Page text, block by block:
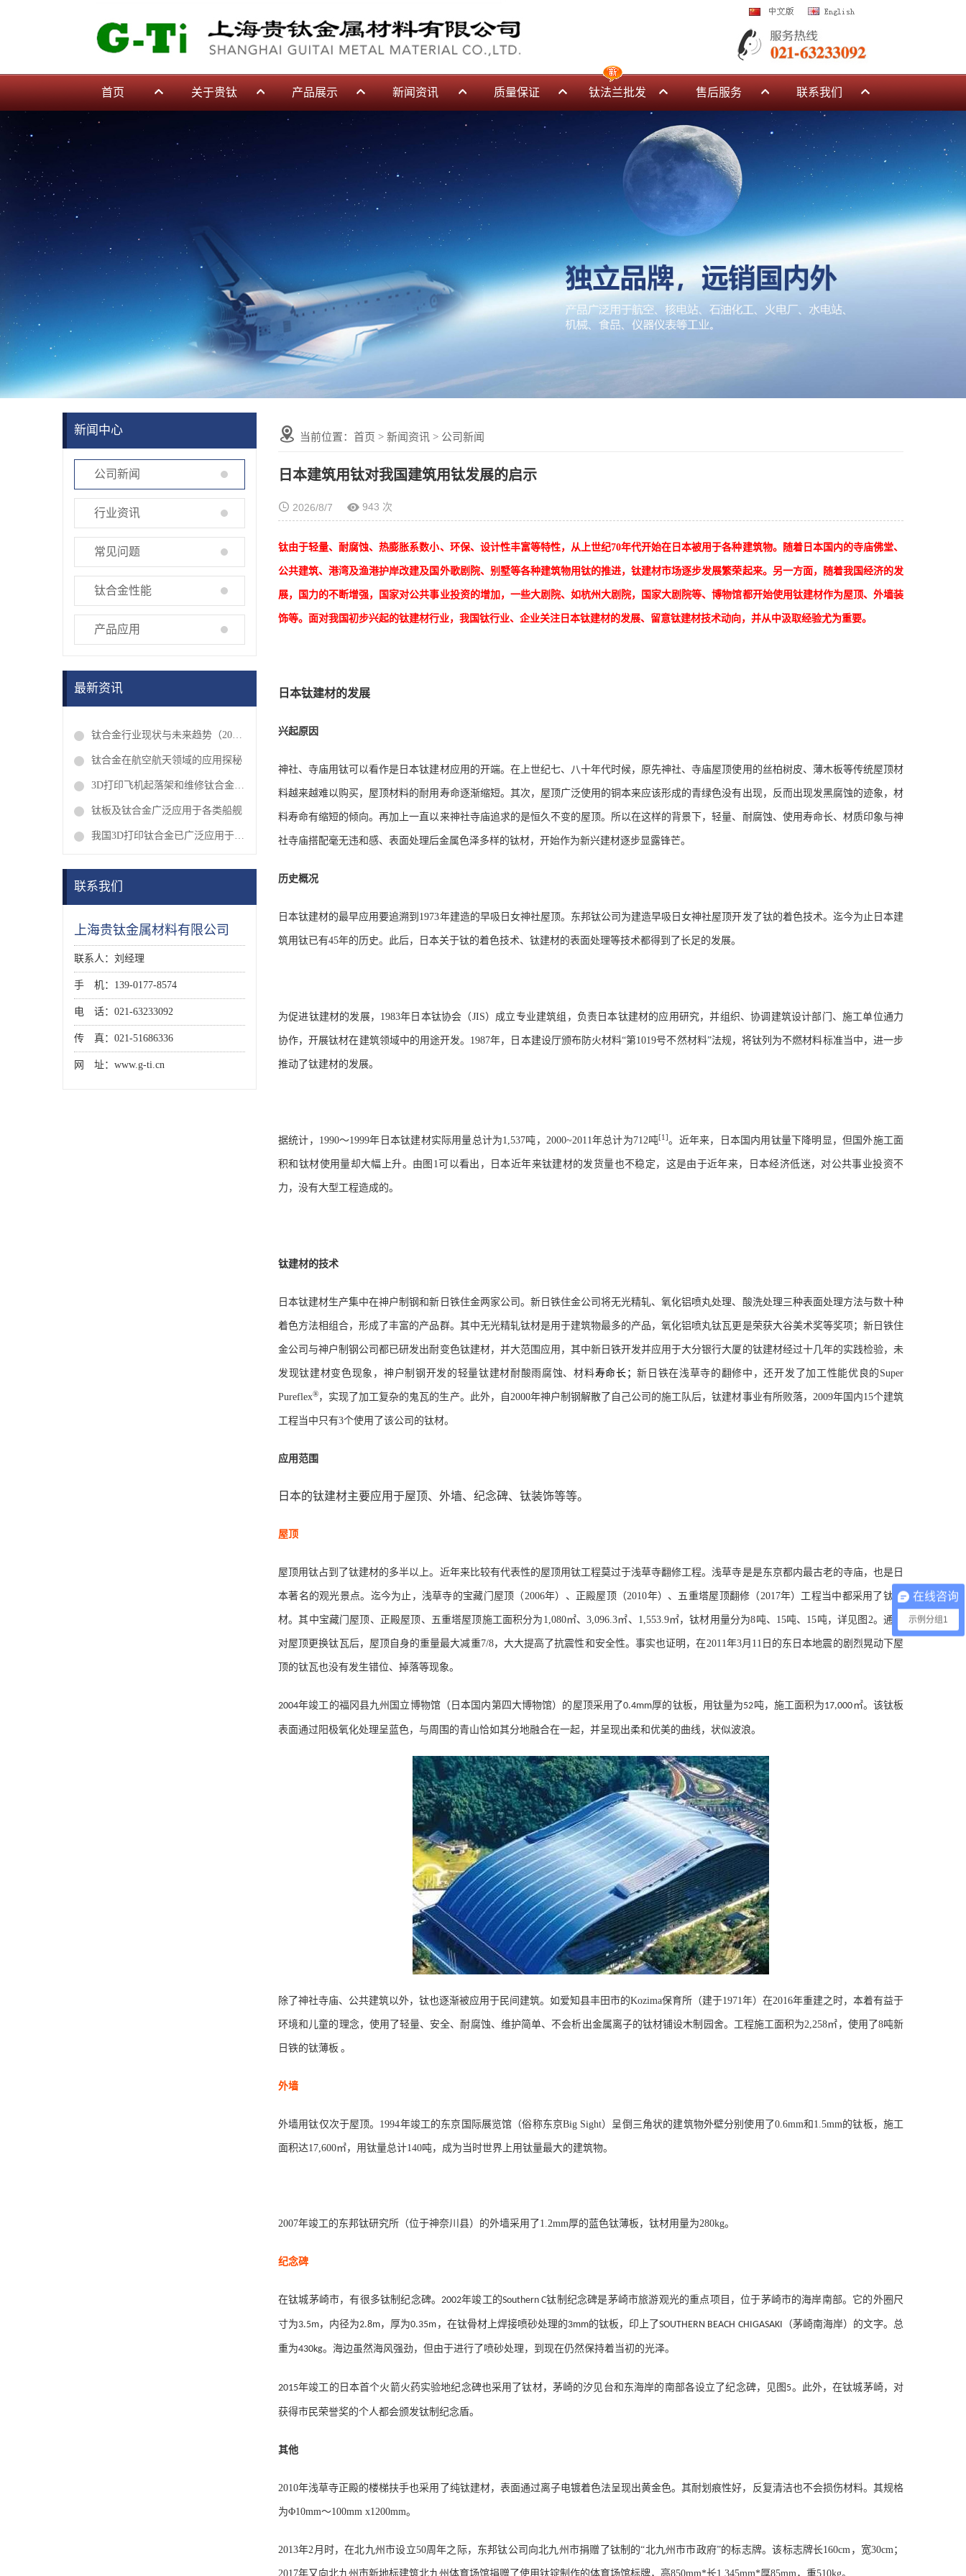
首页 关于贵钛
企业文化
公司环境
产品展示
钛法兰批发
超声波刀头
更多分类
新闻资讯
公司新闻
常见问题
钛合金性能
产品应用
质量保证
管理方针
资质证书
钛法兰批发 售后服务
检测设备
联系我们
新闻中心
公司新闻
行业资讯
常见问题
钛合金性能
产品应用
最新资讯
钛合金行业现状与未来趋势（2026年最新）
钛合金在航空航天领域的应用探秘
3D打印飞机起落架和维修钛合金叶片
钛板及钛合金广泛应用于各类船舰
我国3D打印钛合金已广泛应用于临床
联系我们
上海贵钛金属材料有限公司
联系人：刘经理
手 机：139-0177-8574
电 话：021-63233092
传 真：021-51686336
网 址：www.g-ti.cn
当前位置： 首页 > 新闻资讯 > 公司新闻
日本建筑用钛对我国建筑用钛发展的启示
2026/8/7 943 次
钛由于轻量、耐腐蚀、热膨胀系数小、环保、设计性丰富等特性，从上世纪70年代开始在日本被用于各种建筑物。随着日本国内的寺庙佛堂、
公共建筑、港湾及渔港护岸改建及国外歌剧院、别墅等各种建筑物用钛的推进，钛建材市场逐步发展繁荣起来。另一方面，随着我国经济的发
展，国力的不断增强，国家对公共事业投资的增加，一些大剧院、如杭州大剧院，国家大剧院等、博物馆都开始使用钛建材作为屋顶、外墙装
饰等。面对我国初步兴起的钛建材行业，我国钛行业、企业关注日本钛建材的发展、留意钛建材技术动向，并从中汲取经验尤为重要。
日本钛建材的发展
兴起原因
神社、寺庙用钛可以看作是日本钛建材应用的开端。在上世纪七、八十年代时候，原先神社、寺庙屋顶使用的丝柏树皮、薄木板等传统屋顶材
料越来越难以购买，屋顶材料的耐用寿命逐渐缩短。其次，屋顶广泛使用的铜本来应该形成的青绿色没有出现，反而出现发黑腐蚀的迹象，材
料寿命有缩短的倾向。再加上一直以来神社寺庙追求的是恒久不变的屋顶。所以在这样的背景下，轻量、耐腐蚀、使用寿命长、材质印象与神
社寺庙搭配毫无违和感、表面处理后金属色泽多样的钛材，开始作为新兴建材逐步显露锋芒。
历史概况
日本钛建材的最早应用要追溯到 1973年建造的早吸日女神社屋顶。东邦钛公司为建造早吸日女神社屋顶开发了钛的着色技术。迄今为止日本建
筑用钛已有45年的历史。此后，日本关于钛的着色技术、钛建材的表面处理等技术都得到了长足的发展。
为促进钛建材的发展， 1983年日本钛协会（JIS）成立专业建筑组，负责日本钛建材的应用研究，并组织、协调建筑设计部门、施工单位通力
协作，开展钛材在建筑领域中的用途开发。 1987年，日本建设厅颁布防火材料“第1019号不然材料”法规，将钛列为不燃材料标准当中，进一步
推动了钛建材的发展。
据统计， 1990～1999年日本钛建材实际用量总计为1,537吨， 2000~2011年总计为712吨[1] 。近年来，日本国内用钛量下降明显，但国外施工面
积和钛材使用量却大幅上升。由图 1 可以看出，日本近年来钛建材的发货量也不稳定，这是由于近年来，日本经济低迷，对公共事业投资不
力，没有大型工程造成的。
钛建材的技术
日本钛建材生产集中在神户制钢和新日铁住金两家公司。新日铁住金公司将无光精轧、氧化铝喷丸处理、酸洗处理三种表面处理方法与数十种
着色方法相组合，形成了丰富的产品群。其中无光精轧钛材是用于建筑物最多的产品，氧化铝喷丸钛瓦更是荣获大谷美术奖等奖项；新日铁住
金公司与神户制钢公司都已研发出耐变色钛建材，并大范围应用，其中新日铁开发并应用于大分银行大厦的钛建材经过十几年的实践检验，未
发现钛建材变色现象，神户制钢开发的轻量钛建材耐酸雨腐蚀、材料寿命长； 新日铁在浅草寺的翻修中，还开发了加工性能优良的 Super
Pureflex®，实现了加工复杂的鬼瓦的生产。此外，自 2000年神户制钢解散了自己公司的施工队后，钛建材事业有所败落， 2009年国内15个建筑
工程当中只有3个使用了该公司的钛材。
应用范围
日本的钛建材主要应用于屋顶、外墙、纪念碑、钛装饰等等。
屋顶
屋顶用钛占到了钛建材的多半以上。近年来比较有代表性的屋顶用钛工程莫过于浅草寺翻修工程。浅草寺是是东京都内最古老的寺庙，也是日
本著名的观光景点。迄今为止，浅草寺的宝藏门屋顶（2006年）、正殿屋顶（2010年）、五重塔屋顶翻修（2017年）工程当中都采用了钛建
材。其中宝藏门屋顶、正殿屋顶、五重塔屋顶施工面积分为 1,080㎡、3,096.3㎡、 1,553.9㎡，钛材用量分为8吨、 15吨、 15吨，详见图 2。通过
对屋顶更换钛瓦后，屋顶自身的重量最大减重7/8，大大提高了抗震性和安全性。事实也证明，在2011年3月 11 日的东日本地震的剧烈晃动下屋
顶的钛瓦也没有发生错位、掉落等现象。
2004年竣工的福冈县九州国立博物馆（日本国内第四大博物馆）的屋顶采用了0.4mm厚的钛板，用钛量为52吨，施工面积为17,000㎡。该钛板
表面通过阳极氧化处理呈蓝色，与周围的青山恰如其分地融合在一起，并呈现出柔和优美的曲线，状似波浪。
除了神社寺庙、公共建筑以外，钛也逐渐被应用于民间建筑。如爱知县丰田市的Kozima保育所（建于1971年）在2016年重建之时，本着有益于
环境和儿童的理念，使用了轻量、安全、耐腐蚀、维护简单、不会析出金属离子的钛材铺设木制园舍。工程施工面积为2,258㎡，使用了8吨新
日铁的钛薄板 。
外墙
外墙用钛仅次于屋顶。 1994年竣工的东京国际展览馆（俗称东京Big Sight）呈倒三角状的建筑物外壁分别使用了0.6mm和 1.5mm的钛板，施工
面积达17,600㎡，用钛量总计140吨，成为当时世界上用钛量最大的建筑物。
2007年竣工的东邦钛研究所（位于神奈川县）的外墙采用了1.2mm厚的蓝色钛薄板，钛材用量为280kg。
纪念碑
在钛城茅崎市，有很多钛制纪念碑。2002年竣工的Southern C钛制纪念碑是茅崎市旅游观光的重点项目，位于茅崎市的海岸南部。它的外圈尺
寸为3.5m，内径为2.8m，厚为0.35m ，在钛骨材上焊接喷砂处理的3mm的钛板，印上了SOUTHERN BEACH CHIGASAKI （茅崎南海岸）的文字。总
重为430kg。海边虽然海风强劲，但由于进行了喷砂处理，到现在仍然保持着当初的光泽。
2015年竣工的日本首个火箭火药实验地纪念碑也采用了钛材，茅崎的汐见台和东海岸的南部各设立了纪念碑，见图 5。此外，在钛城茅崎，对
获得市民荣誉奖的个人都会颁发钛制纪念盾。
其他
2010年浅草寺正殿的楼梯扶手也采用了纯钛建材，表面通过离子电镀着色法呈现出黄金色。其耐划痕性好，反复清洁也不会损伤材料。其规格
为Φ10mm～100mm x1200mm。
2013年2月时，在北九州市设立50周年之际，东邦钛公司向北九州市捐赠了钛制的“北九州市市政府”的标志牌。该标志牌长160cm，宽30cm；
2017年又向北九州市新地标建筑北九州体育场馆捐赠了使用钛锭制作的体育场馆标牌，高850mm*长1,345mm*厚85mm，重510kg。
在线咨询
示例分组1